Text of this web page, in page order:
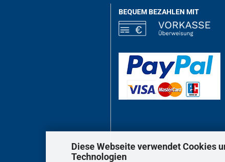
Diese Webseite verwendet Cookies
Technologien
BEQUEM BEZAHLEN MIT